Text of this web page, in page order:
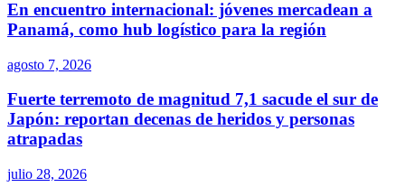
En encuentro internacional: jóvenes mercadean a
Panamá, como hub logístico para la región
agosto 7, 2026
Fuerte terremoto de magnitud 7,1 sacude el sur de
Japón: reportan decenas de heridos y personas
atrapadas
julio 28, 2026